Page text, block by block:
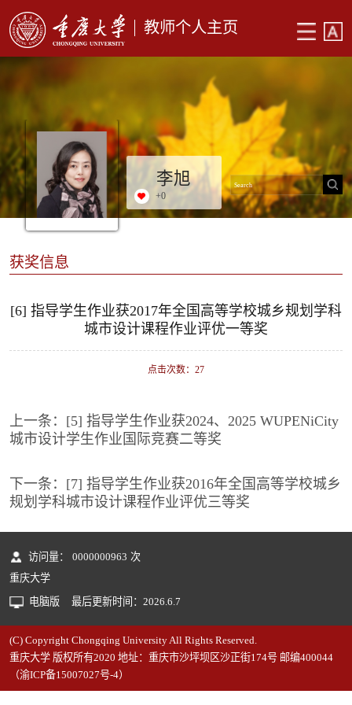
教师个人主页
李旭
+0
获奖信息
[6] 指导学生作业获2017年全国高等学校城乡规划学科
城市设计课程作业评优一等奖
点击次数： 27
上一条： [5] 指导学生作业获2024、2025 WUPENiCity
城市设计学生作业国际竞赛二等奖
下一条： [7] 指导学生作业获2016年全国高等学校城乡
规划学科城市设计课程作业评优三等奖
访问量： 0000000963 次
重庆大学
电脑版
最后更新时间： 2026 6 7
(C) Copyright Chongqing University All Rights Reserved.
重庆大学 版权所有2020 地址：重庆市沙坪坝区沙正街174号 邮编400044
（渝ICP备15007027号-4）